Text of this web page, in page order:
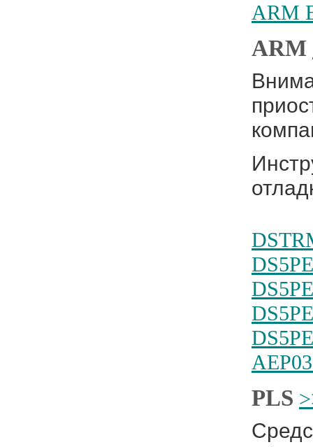
ARM
ARM
PLS